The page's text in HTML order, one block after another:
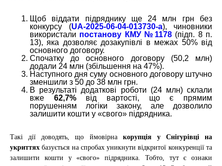
Щоб віддати підряднику ще 24 млн грн без
конкурсу (UA-2025-06-04-013730-a), чиновники
використали постанову КМУ №1178(підп. 8 п.
13), яка дозволяє дозакупівлі в межах 50% від
основного договору.
Спочатку до основного договору (50,2 млн)
додали 24 млн (збільшення на 47%).
Наступного дня суму основного договору штучно
зменшили з 50 до 38 млн грн.
В результаті додаткові роботи (24 млн) склали
вже 62,7%від вартості, що є прямим
порушенням логіки закону, але дозволило
залишити кошти у «свого» підрядника.
Такі дії доводять, що ймовірна корупція у Снігурівці на
укриттях базується на спробах уникнути відкритої конкуренції та
залишити кошти у «свого» підрядника. Тобто, тут є ознаки